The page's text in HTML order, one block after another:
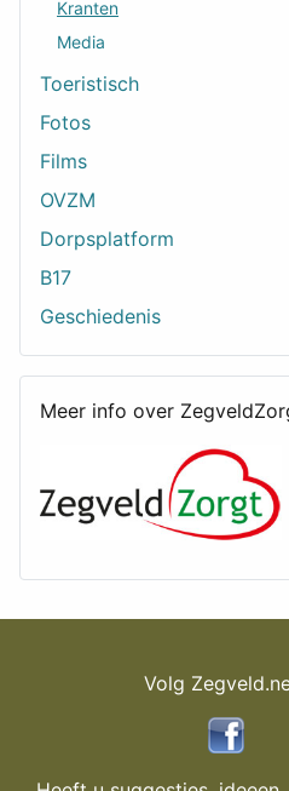
Kranten
Media
Toeristisch
Fotos
Films
OVZM
Dorpsplatform
B17
Geschiedenis
Meer info over
Volg